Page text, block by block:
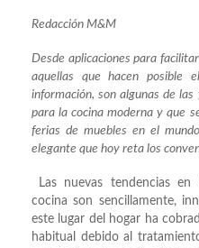
Redacción M&M
Desde aplicaciones para
aquellas que hacen posible
información, son algunas de
para la cocina moderna y que
ferias de muebles en el
elegante que hoy reta los
Las nuevas tendencias
cocina son sencillamente,
este lugar del hogar ha
habitual debido al